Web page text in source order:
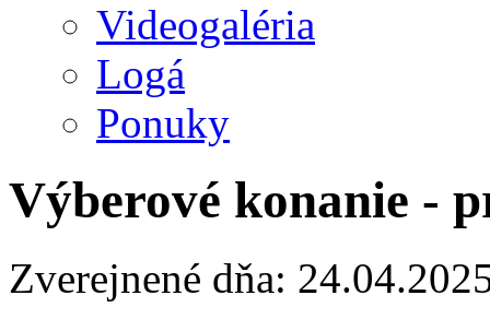
Videogaléria
Logá
Ponuky
Výberové konanie -
Zverejnené dňa: